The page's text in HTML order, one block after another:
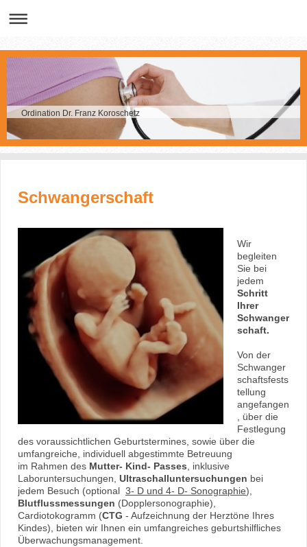
Ordination Dr. Franz Koroschetz
Schwangerschaft
Wir
begleiten
Sie bei
jedem
Schritt
Ihrer
Schwanger
schaft.
Von der
Schwanger
schaftsfests
tellung
angefangen
, über die
Festlegung
des voraussichtlichen Geburtstermines, sowie über die
umfangreiche, individuell abgestimmte Betreuung
im Rahmen des Mutter- Kind- Passes, inklusive
Laboruntersuchungen, Ultraschalluntersuchungen bei
jedem Besuch (optional 3- D und 4- D- Sonographie),
Blutflussmessungen (Dopplersonographie),
Cardiotokogramm (CTG - Aufzeichnung der Herztöne Ihres
Kindes), bieten wir Ihnen ein umfangreiches geburtshilfliches
Überwachungsmanagement.